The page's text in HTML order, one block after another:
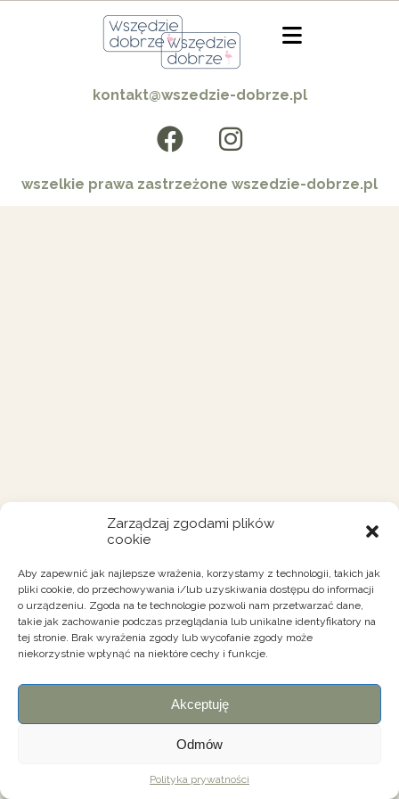
Zarządzaj zgodami plików
cookie
Aby zapewnić jak najlepsze wrażenia, korzystamy z technologii, takich jak
pliki cookie, do przechowywania i/lub uzyskiwania dostępu do informacji
o urządzeniu. Zgoda na te technologie pozwoli nam przetwarzać dane,
takie jak zachowanie podczas przeglądania lub unikalne identyfikatory na
tej stronie. Brak wyrażenia zgody lub wycofanie zgody może
niekorzystnie wpłynąć na niektóre cechy i funkcje.
Akceptuję
Odmów
Polityka prywatności
kontakt@wszedzie-dobrze.pl
wszelkie prawa zastrzeżone wszedzie-dobrze.pl